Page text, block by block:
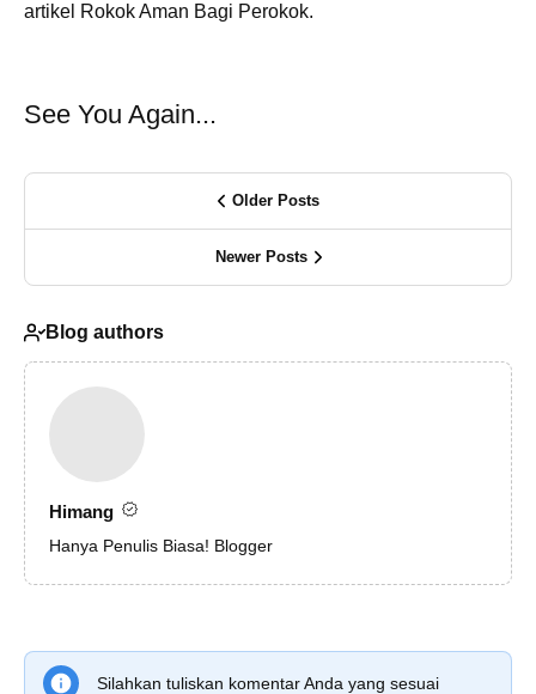
artikel Rokok Aman Bagi Perokok.
See You Again...
Older Posts
Newer Posts
Blog authors
Himang
Hanya Penulis Biasa! Blogger
Silahkan tuliskan komentar Anda yang sesuai